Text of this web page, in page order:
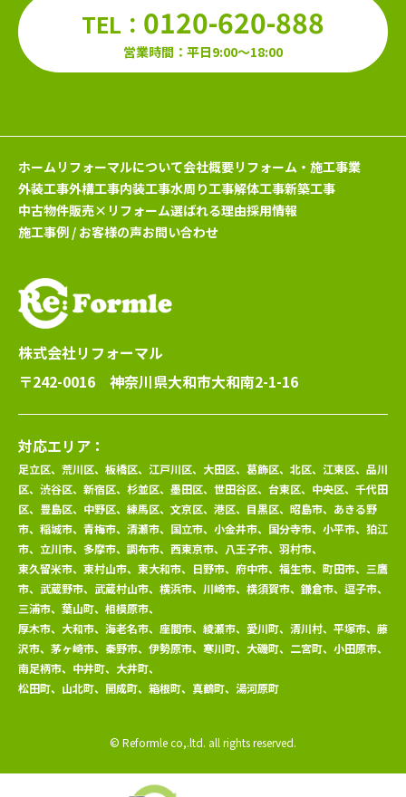
TEL： 0120-620-888
営業時間：平日9:00～18:00
ホーム リフォーマルについて会社概要リフォーム・施工事業
外装工事外構工事内装工事水周り工事解体工事新築工事
中古物件販売×リフォーム選ばれる理由採用情報
施工事例 / お客様の声お問い合わせ
株式会社リフォーマル
〒242-0016 神奈川県大和市大和南2-1-16
対応エリア：
足立区、荒川区、板橋区、江戸川区、大田区、葛飾区、北区、江東区、品川
区、渋谷区、新宿区、杉並区、墨田区、世田谷区、台東区、中央区、千代田
区、豊島区、中野区、練馬区、文京区、港区、目黒区、昭島市、あきる野
市、稲城市、青梅市、清瀬市、国立市、小金井市、国分寺市、小平市、狛江
市、立川市、多摩市、調布市、西東京市、八王子市、羽村市、
東久留米市、東村山市、東大和市、日野市、府中市、福生市、町田市、三鷹
市、武蔵野市、武蔵村山市、横浜市、川崎市、横須賀市、鎌倉市、逗子市、
三浦市、葉山町、相模原市、
厚木市、大和市、海老名市、座間市、綾瀬市、愛川町、清川村、平塚市、藤
沢市、茅ヶ崎市、秦野市、伊勢原市、寒川町、大磯町、二宮町、小田原市、
南足柄市、中井町、大井町、
松田町、山北町、開成町、箱根町、真鶴町、湯河原町
© Reformle co,.ltd. all rights reserved.